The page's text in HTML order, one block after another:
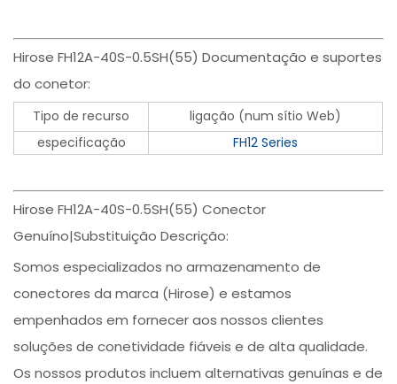
Hirose FH12A-40S-0.5SH(55) Documentação e suportes
do conetor:
Tipo de recurso
ligação (num sítio Web)
especificação
FH12 Series
Hirose FH12A-40S-0.5SH(55) Conector
Genuíno|Substituição Descrição:
Somos especializados no armazenamento de
conectores da marca (Hirose) e estamos
empenhados em fornecer aos nossos clientes
soluções de conetividade fiáveis e de alta qualidade.
Os nossos produtos incluem alternativas genuínas e de